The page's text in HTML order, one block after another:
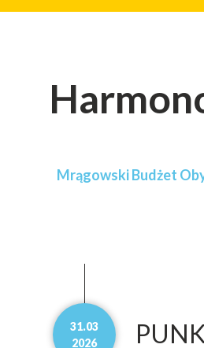
Mrągowski Budżet
31.03
2026